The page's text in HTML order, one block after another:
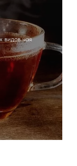
видов чая